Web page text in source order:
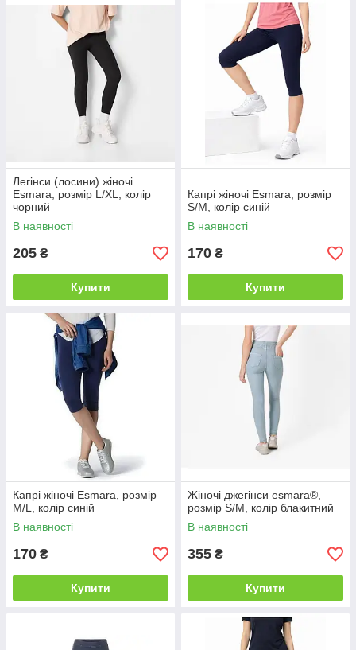
Легінси (лосини) жіночі
Esmara, розмір L/XL, колір
чорний
В наявності
205 ₴
Купити
Капрі жіночі Esmara, розмір
S/M, колір синій
В наявності
170 ₴
Купити
Капрі жіночі Esmara, розмір
M/L, колір синій
В наявності
170 ₴
Купити
Жіночі джегінси esmara®,
розмір S/M, колір блакитний
В наявності
355 ₴
Купити